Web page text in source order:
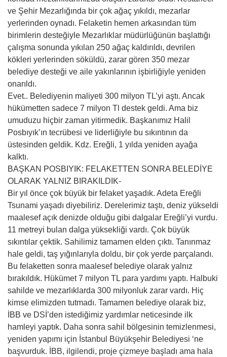
ve Şehir Mezarlığında bir çok ağaç yıkıldı, mezarlar
yerlerinden oynadı. Felaketin hemen arkasından tüm
birimlerin desteğiyle Mezarlıklar müdürlüğünün başlattığı
çalışma sonunda yıkılan 250 ağaç kaldırıldı, devrilen
kökleri yerlerinden söküldü, zarar gören 350 mezar
belediye desteği ve aile yakınlarının işbirliğiyle yeniden
onarıldı.
Evet.. Belediyenin maliyeti 300 milyon TL’yi aştı. Ancak
hükümetten sadece 7 milyon Tl destek geldi. Ama biz
umuduzu hiçbir zaman yitirmedik. Başkanımız Halil
Posbıyık’ın tecrübesi ve liderliğiyle bu sıkıntının da
üstesinden geldik. Kdz. Ereğli, 1 yılda yeniden ayağa
kalktı.
BAŞKAN POSBIYIK: FELAKETTEN SONRA BELEDİYE
OLARAK YALNIZ BIRAKILDIK-
Bir yıl önce çok büyük bir felaket yaşadık. Adeta Ereğli
Tsunami yaşadı diyebiliriz. Derelerimiz taştı, deniz yükseldi
maalesef açık denizde olduğu gibi dalgalar Ereğli’yi vurdu.
11 metreyi bulan dalga yüksekliği vardı. Çok büyük
sıkıntılar çektik. Sahilimiz tamamen elden çıktı. Tanınmaz
hale geldi, taş yığınlarıyla doldu, bir çok yerde parçalandı.
Bu felaketten sonra maalesef belediye olarak yalnız
bırakıldık. Hükümet 7 milyon TL para yardımı yaptı. Halbuki
sahilde ve mezarlıklarda 300 milyonluk zarar vardı. Hiç
kimse elimizden tutmadı. Tamamen belediye olarak biz,
İBB ve DSİ’den istediğimiz yardımlar neticesinde ilk
hamleyi yaptık. Daha sonra sahil bölgesinin temizlenmesi,
yeniden yapımı için İstanbul Büyükşehir Belediyesi ‘ne
başvurduk. İBB, ilgilendi, proje çizmeye başladı ama hala